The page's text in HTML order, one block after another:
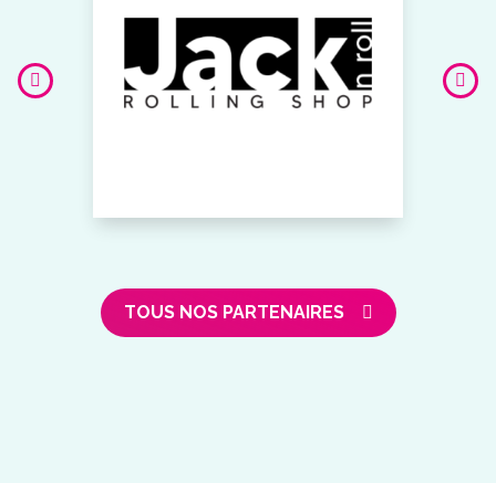
TOUS NOS PARTENAIRES